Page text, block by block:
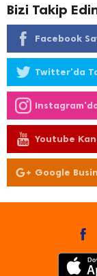
Bizi Takip
Facebook
Twitter'da
Youtube
Google